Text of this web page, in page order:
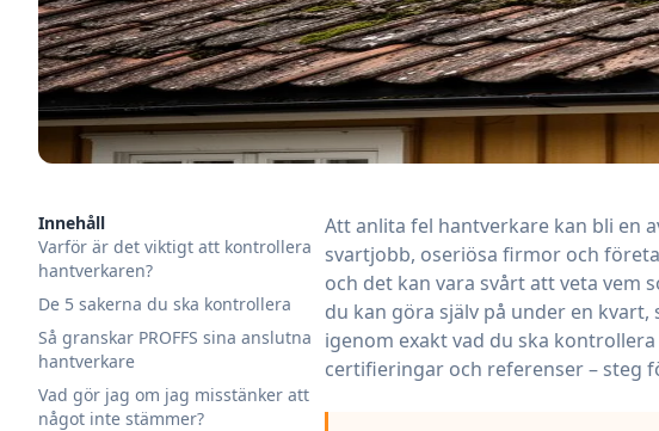
Innehåll
Varför är det viktigt att kontrollera
hantverkaren?
De 5 sakerna du ska kontrollera
Så granskar PROFFS sina anslutna
hantverkare
Vad gör jag om jag misstänker att
något inte stämmer?
Att anlita fel hantverkare kan bli en
svartjobb, oseriösa firmor och
och det kan vara svårt att veta vem
du kan göra själv på under en
igenom exakt vad du ska
certifieringar och referenser – steg